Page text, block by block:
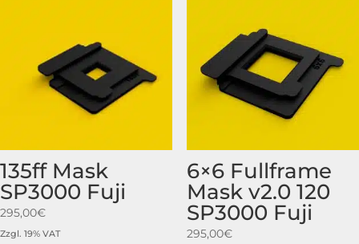
135ff Mask
SP3000 Fuji
295,00€
Zzgl. 19% VAT
6×6 Fullframe
Mask v2.0 120
SP3000 Fuji
295,00€